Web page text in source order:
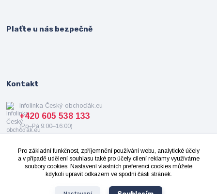
Plaťte u nás bezpečně
Kontakt
Infolinka Český-obchoďák.eu
+420 605 538 133
(Po–Pá 9:00–16:00)
Pro základní funkčnost, zpříjemnění používání webu, analytické účely
a v případě udělení souhlasu také pro účely cílení reklamy využíváme
soubory cookies. Nastavení vlastních preferencí cookies můžete
kdykoli upravit odkazem ve spodní části stránek.